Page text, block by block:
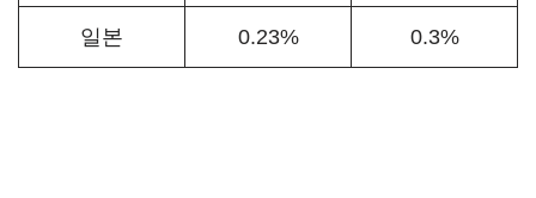
일본 0.23% 0.3%